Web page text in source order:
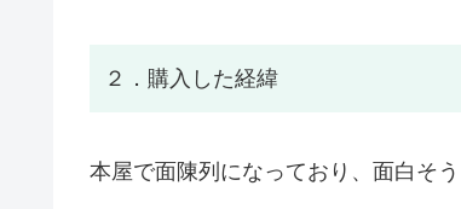
２．購入した経緯
本屋で面陳列になっており、面白そう